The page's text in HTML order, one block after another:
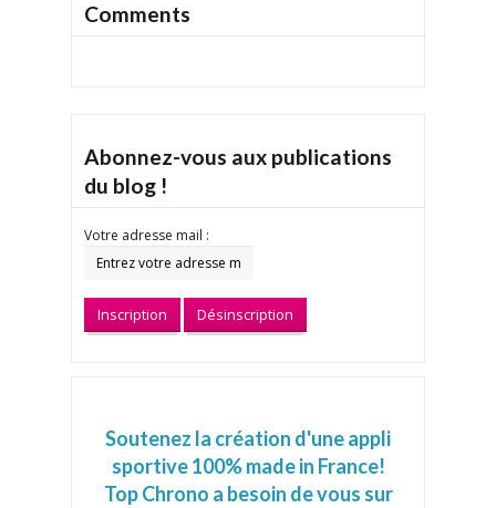
Comments
Abonnez-vous aux publications
du blog !
Votre adresse mail :
Soutenez la création d'une appli
sportive 100% made in France!
Top Chrono a besoin de vous sur